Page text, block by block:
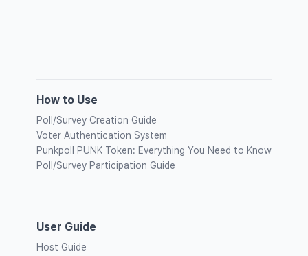
How to Use
Poll/Survey Creation Guide
Voter Authentication System
Punkpoll PUNK Token: Everything You Need to Know
Poll/Survey Participation Guide
User Guide
Host Guide